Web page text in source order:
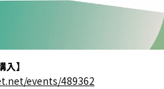
入】
events/489362